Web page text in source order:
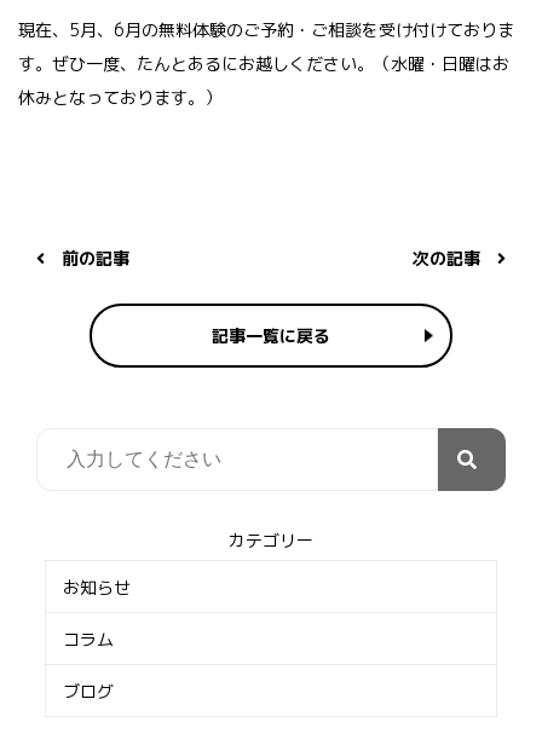
現在、5月、6月の無料体験のご予約・ご相談を受け付けておりま
す。ぜひ一度、たんとあるにお越しください。（水曜・日曜はお
休みとなっております。）
前の記事 次の記事
記事一覧に戻る
カテゴリー
お知らせ
コラム
ブログ